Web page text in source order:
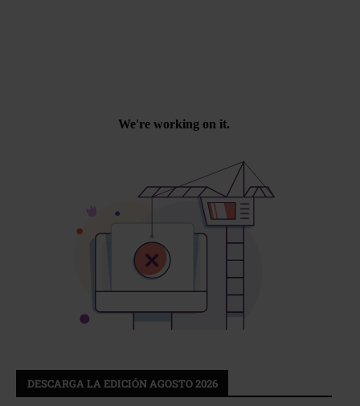
DESCARGA LA EDICIÓN AGOSTO 2026